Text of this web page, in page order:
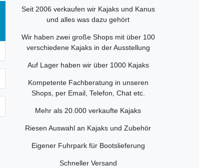
Seit 2006 verkaufen wir Kajaks und Kanus
und alles was dazu gehört
Wir haben zwei große Shops mit über 100
verschiedene Kajaks in der Ausstellung
Auf Lager haben wir über 1000 Kajaks
Kompetente Fachberatung in unseren
Shops, per Email, Telefon, Chat etc.
Mehr als 20.000 verkaufte Kajaks
Riesen Auswahl an Kajaks und Zubehör
Eigener Fuhrpark für Bootslieferung
Schneller Versand